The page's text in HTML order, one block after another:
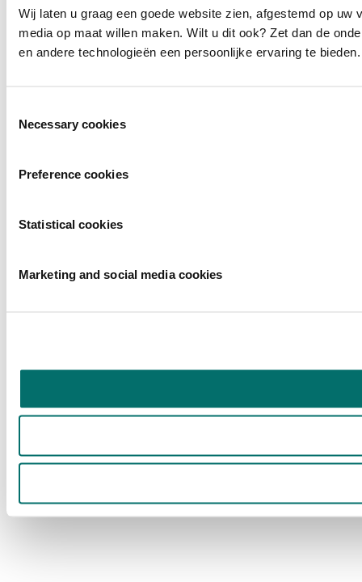
Wij laten u graag een goede website zien, afgestemd op
media op maat willen maken. Wilt u dit ook? Zet dan de
en andere technologieën een persoonlijke ervaring te bieden.
Necessary cookies
Preference cookies
Statistical cookies
Marketing and social media cookies